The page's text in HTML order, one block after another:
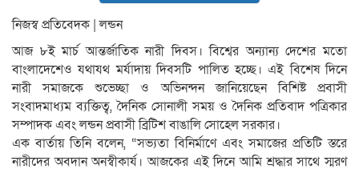
নিজস্ব প্রতিবেদক | লন্ডন
আজ ৮ই মার্চ আন্তর্জাতিক নারী দিবস। বিশ্বের অন্যান্য দেশের মতো
বাংলাদেশেও যথাযথ মর্যাদায় দিবসটি পালিত হচ্ছে। এই বিশেষ দিনে
নারী সমাজকে শুভেচ্ছা ও অভিনন্দন জানিয়েছেন বিশিষ্ট প্রবাসী
সংবাদমাধ্যম ব্যক্তিত্ব, দৈনিক সোনালী সময় ও দৈনিক প্রতিবাদ পত্রিকার
সম্পাদক এবং লন্ডন প্রবাসী ব্রিটিশ বাঙালি সোহেল সরকার।
এক বার্তায় তিনি বলেন, “সভ্যতা বিনির্মাণে এবং সমাজের প্রতিটি স্তরে
নারীদের অবদান অনস্বীকার্য। আজকের এই দিনে আমি শ্রদ্ধার সাথে স্মরণ